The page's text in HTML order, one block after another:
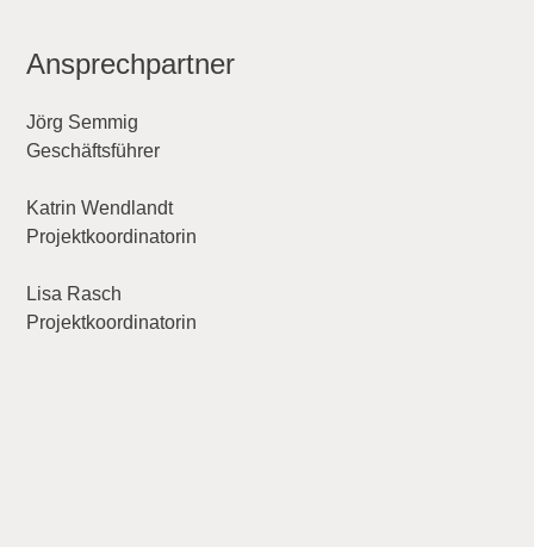
Ansprechpartner
Jörg Semmig
Geschäftsführer
Katrin Wendlandt
Projektkoordinatorin
Lisa Rasch
Projektkoordinatorin